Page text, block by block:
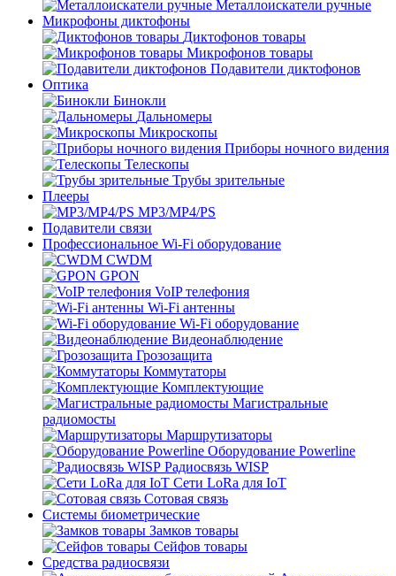
Металлоискатели ручные
Микрофоны диктофоны
Диктофонов товары
Микрофонов товары
Подавители диктофонов
Оптика
Бинокли
Дальномеры
Микроскопы
Приборы ночного видения
Телескопы
Трубы зрительные
Плееры
MP3/MP4/PS
Подавители связи
Профессиональное Wi-Fi оборудование
CWDM
GPON
VoIP телефония
Wi-Fi антенны
Wi-Fi оборудование
Видеонаблюдение
Грозозащита
Коммутаторы
Комплектующие
Магистральные
радиомосты
Маршрутизаторы
Оборудование Powerline
Радиосвязь WISP
Сети LoRa для IoT
Сотовая связь
Системы биометрические
Замков товары
Сейфов товары
Средства радиосвязи